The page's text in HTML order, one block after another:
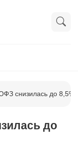
снизилась до 8,5%
до